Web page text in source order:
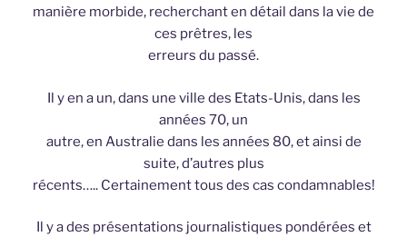
manière morbide, recherchant en détail dans la vie de
ces prêtres, les
erreurs du passé.
Il y en a un, dans une ville des Etats-Unis, dans les
années 70, un
autre, en Australie dans les années 80, et ainsi de
suite, d’autres plus
récents….. Certainement tous des cas condamnables!
Il y a des présentations journalistiques pondérées et